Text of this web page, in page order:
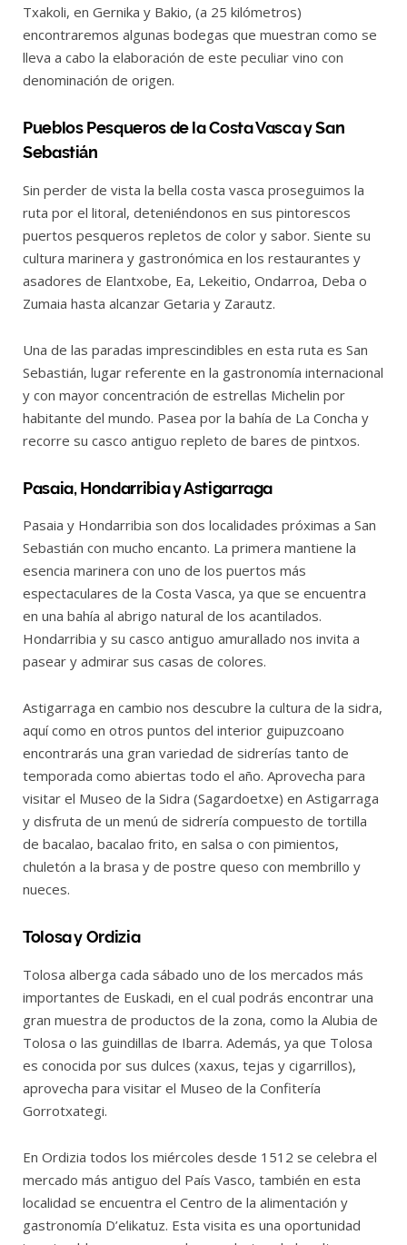
Txakoli, en Gernika y Bakio, (a 25 kilómetros)
encontraremos algunas bodegas que muestran como se
lleva a cabo la elaboración de este peculiar vino con
denominación de origen.
Pueblos Pesqueros de la Costa Vasca y San
Sebastián
Sin perder de vista la bella costa vasca proseguimos la
ruta por el litoral, deteniéndonos en sus pintorescos
puertos pesqueros repletos de color y sabor. Siente su
cultura marinera y gastronómica en los restaurantes y
asadores de Elantxobe, Ea, Lekeitio, Ondarroa, Deba o
Zumaia hasta alcanzar Getaria y Zarautz.
Una de las paradas imprescindibles en esta ruta es San
Sebastián, lugar referente en la gastronomía internacional
y con mayor concentración de estrellas Michelin por
habitante del mundo. Pasea por la bahía de La Concha y
recorre su casco antiguo repleto de bares de pintxos.
Pasaia, Hondarribia y Astigarraga
Pasaia y Hondarribia son dos localidades próximas a San
Sebastián con mucho encanto. La primera mantiene la
esencia marinera con uno de los puertos más
espectaculares de la Costa Vasca, ya que se encuentra
en una bahía al abrigo natural de los acantilados.
Hondarribia y su casco antiguo amurallado nos invita a
pasear y admirar sus casas de colores.
Astigarraga en cambio nos descubre la cultura de la sidra,
aquí como en otros puntos del interior guipuzcoano
encontrarás una gran variedad de sidrerías tanto de
temporada como abiertas todo el año. Aprovecha para
visitar el Museo de la Sidra (Sagardoetxe) en Astigarraga
y disfruta de un menú de sidrería compuesto de tortilla
de bacalao, bacalao frito, en salsa o con pimientos,
chuletón a la brasa y de postre queso con membrillo y
nueces.
Tolosa y Ordizia
Tolosa alberga cada sábado uno de los mercados más
importantes de Euskadi, en el cual podrás encontrar una
gran muestra de productos de la zona, como la Alubia de
Tolosa o las guindillas de Ibarra. Además, ya que Tolosa
es conocida por sus dulces (xaxus, tejas y cigarrillos),
aprovecha para visitar el Museo de la Confitería
Gorrotxategi.
En Ordizia todos los miércoles desde 1512 se celebra el
mercado más antiguo del País Vasco, también en esta
localidad se encuentra el Centro de la alimentación y
gastronomía D’elikatuz. Esta visita es una oportunidad